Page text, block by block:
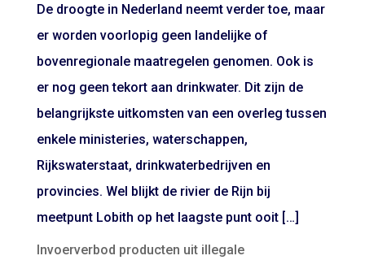
De droogte in Nederland neemt verder toe, maar
er worden voorlopig geen landelijke of
bovenregionale maatregelen genomen. Ook is
er nog geen tekort aan drinkwater. Dit zijn de
belangrijkste uitkomsten van een overleg tussen
enkele ministeries, waterschappen,
Rijkswaterstaat, drinkwaterbedrijven en
provincies. Wel blijkt de rivier de Rijn bij
meetpunt Lobith op het laagste punt ooit […]
Invoerverbod producten uit illegale